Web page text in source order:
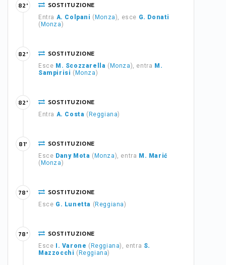
SOSTITUZIONE
Entra A. Colpani ( Monza), esce G. Donati
( Monza)
82'
SOSTITUZIONE
Esce M. Scozzarella ( Monza), entra M.
Sampirisi ( Monza)
82'
SOSTITUZIONE
Entra A. Costa ( Reggiana)
82'
SOSTITUZIONE
Esce Dany Mota ( Monza), entra M. Marić
( Monza)
81'
SOSTITUZIONE
Esce G. Lunetta ( Reggiana)
78'
SOSTITUZIONE
Esce I. Varone ( Reggiana), entra S.
Mazzocchi ( Reggiana)
78'